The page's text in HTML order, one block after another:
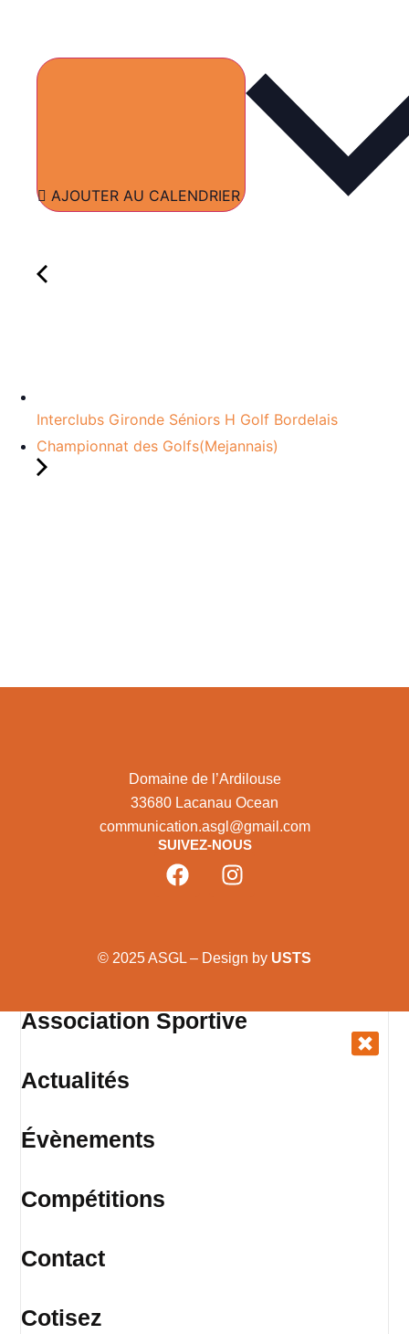
AJOUTER AU CALENDRIER
Interclubs Gironde Séniors H Golf Bordelais
Championnat des Golfs(Mejannais)
Domaine de l’Ardilouse
33680 Lacanau Ocean
communication.asgl@gmail.com
SUIVEZ-NOUS
© 2025 ASGL – Design by USTS
Association Sportive
Actualités
Évènements
Compétitions
Contact
Cotisez